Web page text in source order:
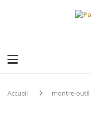
Accueil montre-outil